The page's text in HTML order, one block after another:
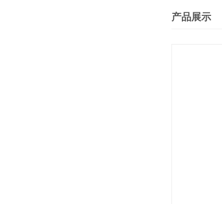
产品展示